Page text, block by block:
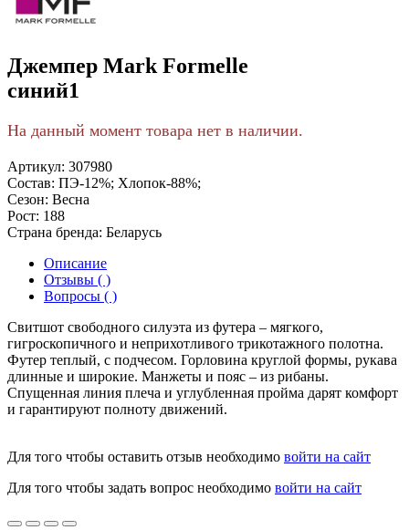
Джемпер Mark Formelle
синий1
На данный момент товара нет в наличии.
Артикул: 307980
Состав: ПЭ-12%; Хлопок-88%;
Сезон: Весна
Рост: 188
Страна бренда: Беларусь
Описание
Отзывы ( )
Вопросы ( )
Свитшот свободного силуэта из футера – мягкого,
гигроскопичного и неприхотливого трикотажного полотна.
Футер теплый, с подчесом. Горловина круглой формы, рукава
длинные и широкие. Манжеты и пояс – из рибаны.
Спущенная линия плеча и углубленная пройма дарят комфорт
и гарантируют полноту движений.
Для того чтобы оставить отзыв необходимо войти на сайт
Для того чтобы задать вопрос необходимо войти на сайт